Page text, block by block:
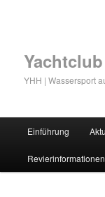
YHH | Wassersport
Einführung
Revierinformationen